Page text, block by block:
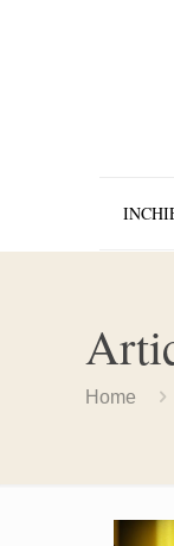
Home